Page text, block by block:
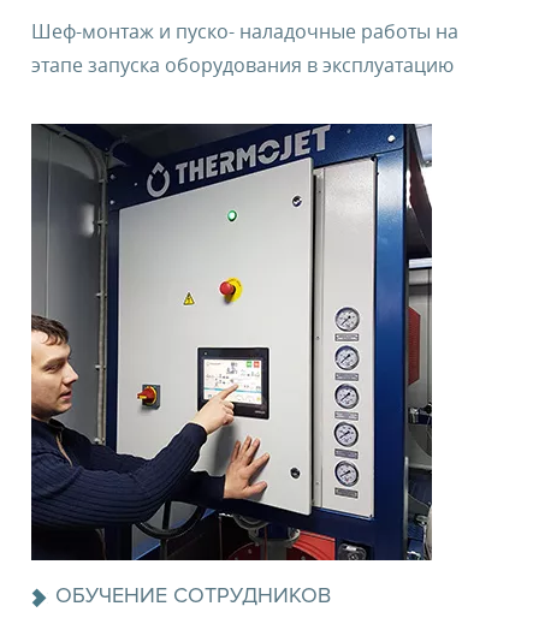
Шеф-монтаж и пуско- наладочные работы на
этапе запуска оборудования в эксплуатацию
ОБУЧЕНИЕ СОТРУДНИКОВ